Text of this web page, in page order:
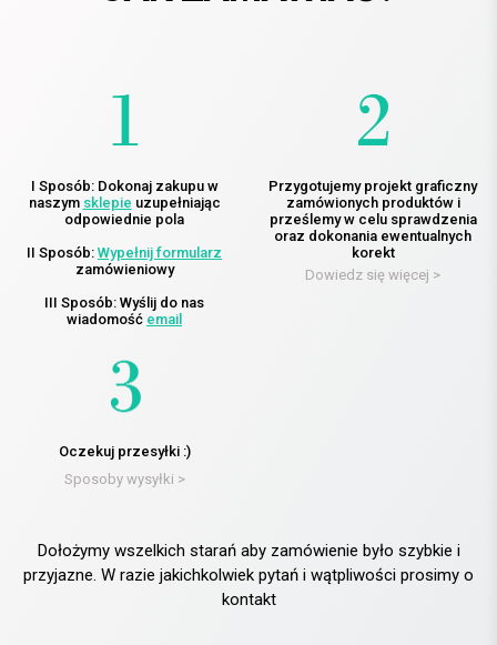
I Sposób: Dokonaj zakupu w
naszym sklepie uzupełniając
odpowiednie pola
II Sposób: Wypełnij formularz
zamówieniowy
III Sposób: Wyślij do nas
wiadomość email
Przygotujemy projekt graficzny
zamówionych produktów i
prześlemy w celu sprawdzenia
oraz dokonania ewentualnych
korekt
Dowiedz się więcej >
Oczekuj przesyłki :)
Sposoby wysyłki >
Dołożymy wszelkich starań aby zamówienie było szybkie i
przyjazne. W razie jakichkolwiek pytań i wątpliwości prosimy o
kontakt